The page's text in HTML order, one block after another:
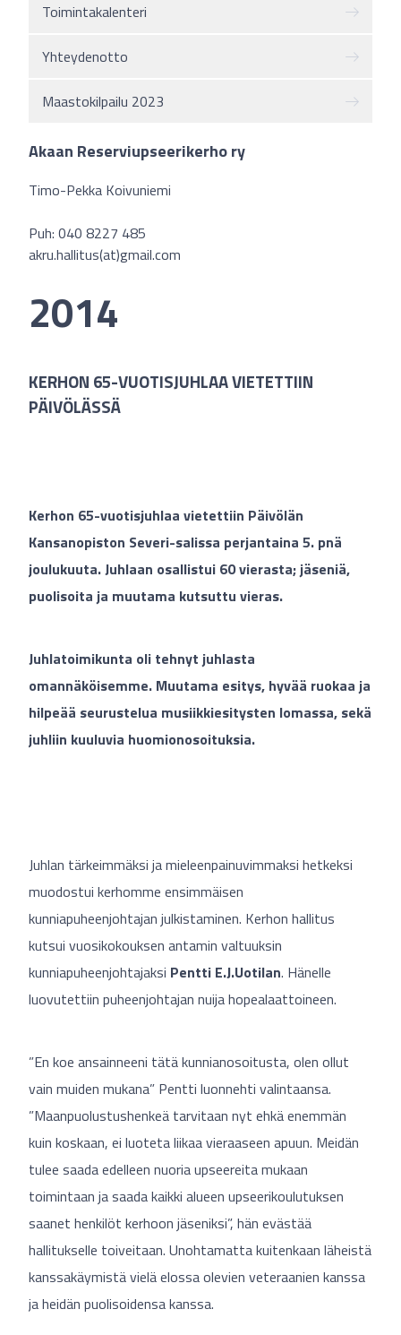
Toimintakalenteri
Yhteydenotto
Maastokilpailu 2023
Akaan Reserviupseerikerho ry
Timo-Pekka Koivuniemi
Puh: 040 8227 485
akru.hallitus(at)gmail.com
2014
KERHON 65-VUOTISJUHLAA VIETETTIIN
PÄIVÖLÄSSÄ
Kerhon 65-vuotisjuhlaa vietettiin Päivölän
Kansanopiston Severi-salissa perjantaina 5. pnä
joulukuuta. Juhlaan osallistui 60 vierasta; jäseniä,
puolisoita ja muutama kutsuttu vieras.
Juhlatoimikunta oli tehnyt juhlasta
omannäköisemme. Muutama esitys, hyvää ruokaa ja
hilpeää seurustelua musiikkiesitysten lomassa, sekä
juhliin kuuluvia huomionosoituksia.
Juhlan tärkeimmäksi ja mieleenpainuvimmaksi hetkeksi
muodostui kerhomme ensimmäisen
kunniapuheenjohtajan julkistaminen. Kerhon hallitus
kutsui vuosikokouksen antamin valtuuksin
kunniapuheenjohtajaksi Pentti E.J.Uotilan. Hänelle
luovutettiin puheenjohtajan nuija hopealaattoineen.
”En koe ansainneeni tätä kunnianosoitusta, olen ollut
vain muiden mukana” Pentti luonnehti valintaansa.
”Maanpuolustushenkeä tarvitaan nyt ehkä enemmän
kuin koskaan, ei luoteta liikaa vieraaseen apuun. Meidän
tulee saada edelleen nuoria upseereita mukaan
toimintaan ja saada kaikki alueen upseerikoulutuksen
saanet henkilöt kerhoon jäseniksi”, hän evästää
hallitukselle toiveitaan. Unohtamatta kuitenkaan läheistä
kanssakäymistä vielä elossa olevien veteraanien kanssa
ja heidän puolisoidensa kanssa.